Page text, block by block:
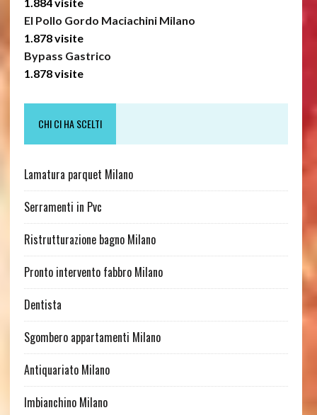
El Pollo Gordo Maciachini Milano
1.878 visite
Bypass Gastrico
1.878 visite
CHI CI HA SCELTI
Lamatura parquet Milano
Serramenti in Pvc
Ristrutturazione bagno Milano
Pronto intervento fabbro Milano
Dentista
Sgombero appartamenti Milano
Antiquariato Milano
Imbianchino Milano